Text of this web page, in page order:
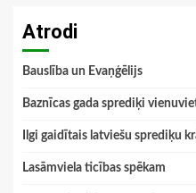
Atrodi
Bauslība un Evaņģēlijs
Baznīcas gada sprediķi
Ilgi gaidītais latviešu sprediķu
Lasāmviela ticības spēkam